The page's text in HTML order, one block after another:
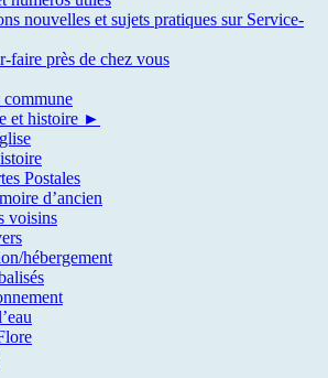
nouvelles et sujets pratiques sur Service-
faire près de chez vous
commune
et histoire ►
Postales
d’ancien
voisins
hébergement